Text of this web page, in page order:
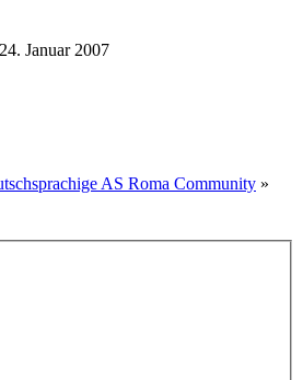
Januar 2007
AS Roma Community »